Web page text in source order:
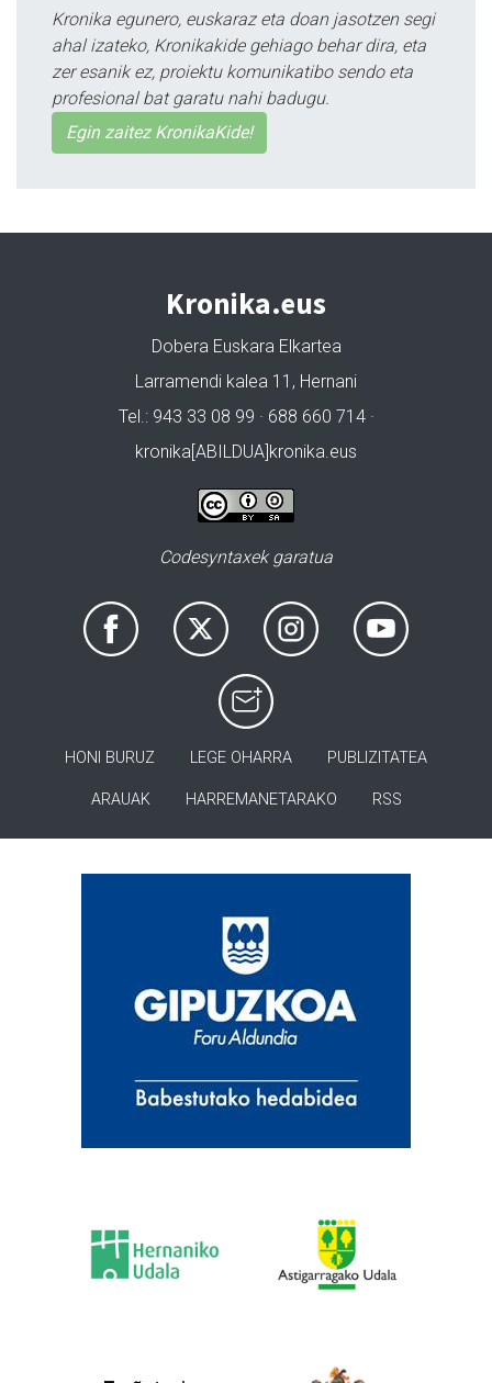
Kronika egunero, euskaraz eta doan jasotzen segi
ahal izateko, Kronikakide gehiago behar dira, eta
zer esanik ez, proiektu komunikatibo sendo eta
profesional bat garatu nahi badugu.
Egin zaitez KronikaKide!
Kronika.eus
Dobera Euskara Elkartea
Larramendi kalea 11, Hernani
Tel.: 943 33 08 99 · 688 660 714 ·
kronika[ABILDUA]kronika.eus
Codesyntaxek garatua
HONI BURUZ LEGE OHARRA PUBLIZITATEA
ARAUAK HARREMANETARAKO RSS